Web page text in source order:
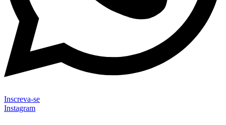
Inscreva-se
Instagram